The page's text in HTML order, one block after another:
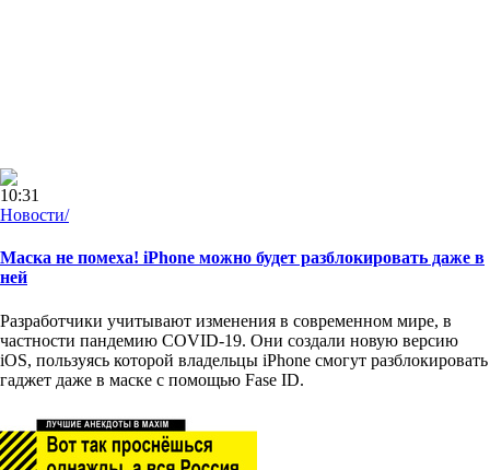
10:31
Новости/
Маска не помеха! iPhone можно будет разблокировать даже в
ней
Разработчики учитывают изменения в современном мире, в
частности пандемию COVID-19. Они создали новую версию
iOS, пользуясь которой владельцы iPhone смогут разблокировать
гаджет даже в маске с помощью Fase ID.